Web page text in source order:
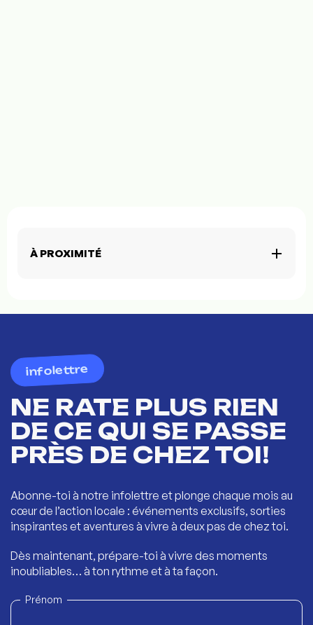
À PROXIMITÉ
infolettre
NE RATE PLUS RIEN
DE CE QUI SE PASSE
PRÈS DE CHEZ TOI!
Abonne-toi à notre infolettre et plonge chaque mois au
cœur de l’action locale : événements exclusifs, sorties
inspirantes et aventures à vivre à deux pas de chez toi.
Dès maintenant, prépare-toi à vivre des moments
inoubliables… à ton rythme et à ta façon.
Prénom